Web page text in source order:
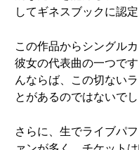
してギネスブックに認定
この作品からシングル
彼女の代表曲の一つで
んならば、この切ない
とがあるのではないでし
さらに、生でライブパ